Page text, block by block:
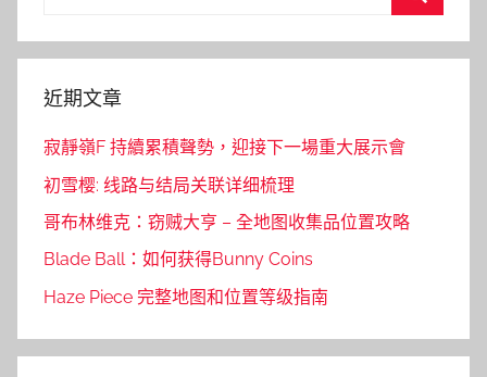
近期文章
寂靜嶺F 持續累積聲勢，迎接下一場重大展示會
初雪樱: 线路与结局关联详细梳理
哥布林维克：窃贼大亨 – 全地图收集品位置攻略
Blade Ball：如何获得Bunny Coins
Haze Piece 完整地图和位置等级指南